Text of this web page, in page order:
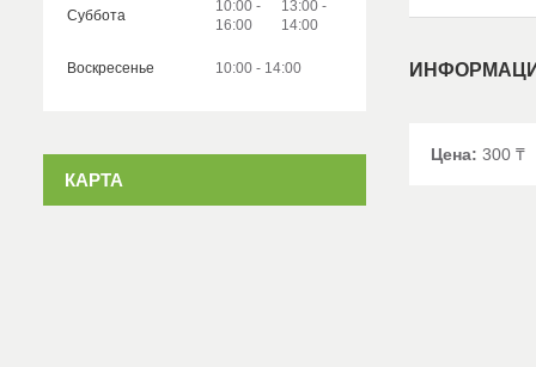
Цена: 300 ₸
Суббота
10:00
16:00
13:00
14:00
Воскресенье 10:00 14:00
КАРТА